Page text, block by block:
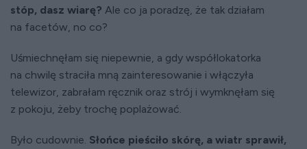
stóp, dasz wiarę? Ale co ja poradzę, że tak działam
na facetów, no co?
Uśmiechnęłam się niepewnie, a gdy współlokatorka
na chwilę straciła mną zainteresowanie i włączyła
telewizor, zabrałam ręcznik oraz strój i wymknęłam się
z pokoju, żeby trochę poplażować.
Było cudownie. Słońce pieściło skórę, a wiatr sprawił,